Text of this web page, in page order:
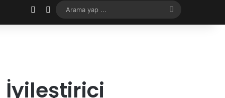
Rastgele Makale
Dış görünümü değiştir
Arama
yap
İyileştirici